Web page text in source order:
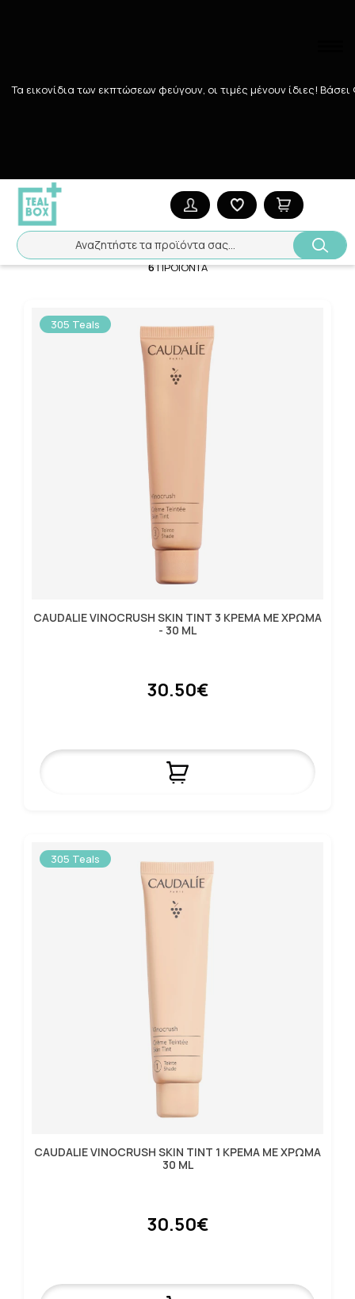
Τα εικονίδια των εκπτώσεων φεύγουν, οι τιμές μένουν ίδιες!
Αναζητήστε τα προϊόντα σας...
Ταξινόμηση Προβολή
6ΠΡΟΪΌΝΤΑ
305 Teals
CAUDALIE VINOCRUSH SKIN TINT 3 ΚΡΕΜΑ ΜΕ ΧΡΩΜΑ
- 30 ML
30.50€
305 Teals
CAUDALIE VINOCRUSH SKIN TINT 1 ΚΡΕΜΑ ΜΕ ΧΡΩΜΑ
30 ML
30.50€